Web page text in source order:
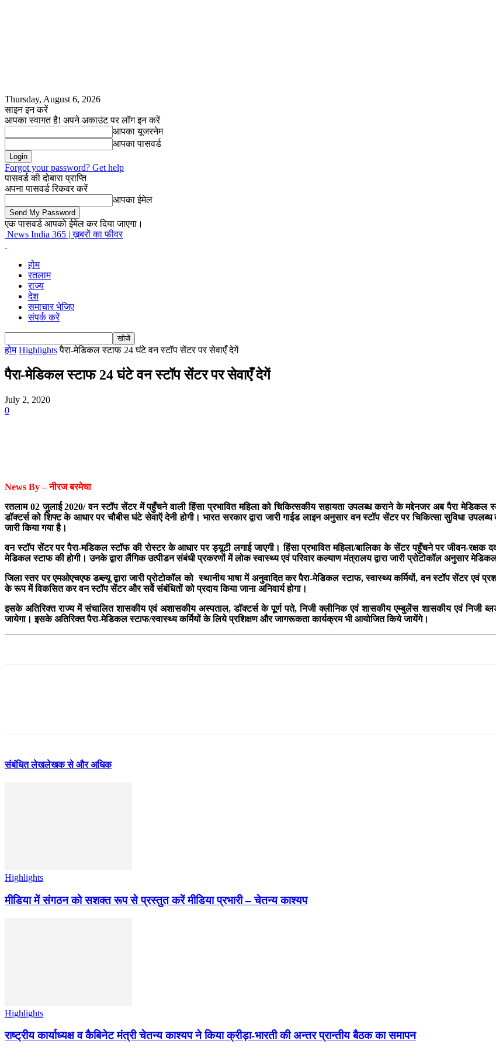
Thursday, August 6, 2026
साइन इन करें
आपका स्वागत है! अपने अकाउंट पर लॉग इन करें
आपका यूजरनेम
आपका पासवर्ड
Forgot your password? Get help
पासवर्ड की दोबारा प्राप्ति
अपना पासवर्ड रिकवर करें
आपका ईमेल
एक पासवर्ड आपको ईमेल कर दिया जाएगा।
News India 365 | ख़बरों का फीवर
होम
रतलाम
राज्य
देश
समाचार भेजिए
संपर्क करें
होम Highlights पैरा-मेडिकल स्टाफ 24 घंटे वन स्टॉप सेंटर पर सेवाएँ देगें
पैरा-मेडिकल स्टाफ 24 घंटे वन स्टॉप सेंटर पर सेवाएँ देगें
July 2, 2020
0
News By – नीरज बरमेचा
रतलाम 02 जुलाई 2020/ वन स्टॉप सेंटर में पहुँचने वाली हिंसा प्रभावित महिला को चिकित्सकीय सहायता उपलब्ध कराने के मद्देनजर अब पैरा मेडिकल
डॉक्टर्स को शिफ्ट के आधार पर चौबीस घंटे सेवाऍ देनी होगी। भारत सरकार द्वारा जारी गाईड लाइन अनुसार वन स्टॉप सेंटर पर चिकित्सा सुविधा
जारी किया गया है।
वन स्टॉप सेंटर पर पैरा-मडिकल स्टॉफ की रोस्टर के आधार पर ड्यूटी लगाई जाएगी। हिंसा प्रभावित महिला/बालिका के सेंटर पहुँचने पर जीवन-रक्षक
मेडिकल स्टाफ की होगी। उनके द्वारा लैंगिक उत्पीडन संबंधी प्रकरणों में लोक स्वास्थ्य एवं परिवार कल्याण मंत्रालय द्वारा जारी प्रोटोकॉल अनुसार
जिला स्तर पर एमओएचएफ डब्ल्यू द्वारा जारी प्रोटोकॉल को स्थानीय भाषा में अनुवादित कर पैरा-मेडिकल स्टाफ, स्वास्थ्य कर्मियों, वन स्टॉप सेंटर एवं
के रूप में विकसित कर वन स्टॉप सेंटर और सर्वे संबंधितों को प्रदाय किया जाना अनिवार्य होगा।
इसके अतिरिक्त राज्य में संचालित शासकीय एवं अशासकीय अस्पताल, डॉक्टर्स के पूर्ण पते, निजी क्लीनिक एवं शासकीय एम्बुलेंस शासकीय एवं निजी
जायेगा। इसके अतिरिक्त पैरा-मेडिकल स्टाफ/स्वास्थ्य कर्मियों के लिये प्रशिक्षण और जागरूकता कार्यक्रम भी आयोजित किये जायेंगे।
संबंधित लेखलेखक से और अधिक
Highlights
मीडिया में संगठन को सशक्त रूप से प्रस्तुत करें मीडिया प्रभारी – चेतन्य काश्यप
Highlights
राष्ट्रीय कार्याध्यक्ष व कैबिनेट मंत्री चेतन्य काश्यप ने किया क्रीड़ा-भारती की अन्तर प्रान्तीय बैठक का समापन